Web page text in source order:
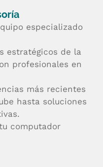
especializado
estratégicos de la
profesionales en
más recientes
hasta soluciones
computador